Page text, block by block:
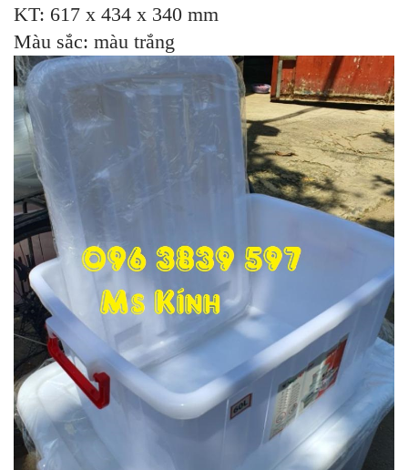
KT: 617 x 434 x 340 mm
Màu sắc: màu trắng